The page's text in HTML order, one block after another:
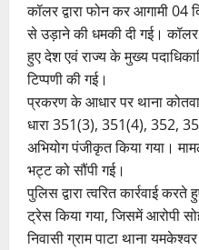
कॉलर द्वारा फोन कर आगामी 04
से उड़ाने की धमकी दी गई। कॉलर
हुए देश एवं राज्य के मुख्य
टिप्पणी की गई।
प्रकरण के आधार पर थाना
धारा 351(3), 351(4), 352,
अभियोग पंजीकृत किया गया।
भट्ट को सौंपी गई।
पुलिस द्वारा त्वरित कार्रवाई
ट्रेस किया गया, जिसमें आरोपी
निवासी ग्राम पाटा थाना